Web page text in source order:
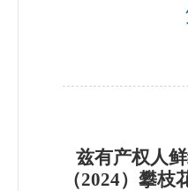
兹有产权人
（2024）攀